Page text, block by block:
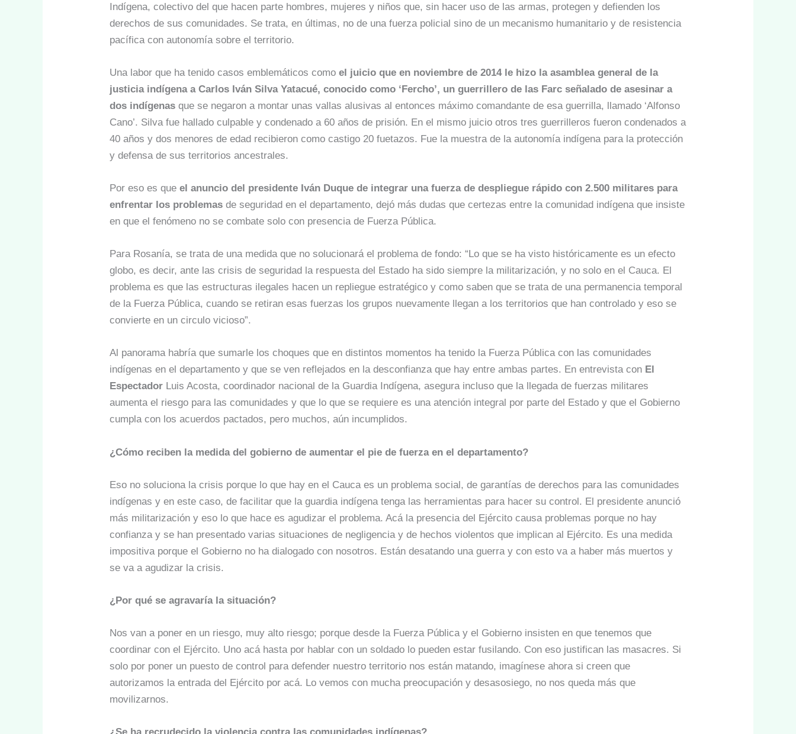
Indígena, colectivo del que hacen parte hombres, mujeres y niños que, sin hacer uso de las armas, protegen y defienden los
derechos de sus comunidades. Se trata, en últimas, no de una fuerza policial sino de un mecanismo humanitario y de resistencia
pacífica con autonomía sobre el territorio.
Una labor que ha tenido casos emblemáticos comoel juicio que en noviembre de 2014 le hizo la asamblea general de la
justicia indígena a Carlos Iván Silva Yatacué, conocido como ‘Fercho’, un guerrillero de las Farc señalado de asesinar a
dos indígenas que se negaron a montar unas vallas alusivas al entonces máximo comandante de esa guerrilla, llamado ‘Alfonso
Cano’. Silva fue hallado culpable y condenado a 60 años de prisión. En el mismo juicio otros tres guerrilleros fueron condenados a
40 años y dos menores de edad recibieron como castigo 20 fuetazos. Fue la muestra de la autonomía indígena para la protección
y defensa de sus territorios ancestrales.
Por eso es queel anuncio del presidente Iván Duque de integrar una fuerza de despliegue rápido con 2.500 militares para
enfrentar los problemas de seguridad en el departamento, dejó más dudas que certezas entre la comunidad indígena que insiste
en que el fenómeno no se combate solo con presencia de Fuerza Pública.
Para Rosanía, se trata de una medida que no solucionará el problema de fondo: “Lo que se ha visto históricamente es un efecto
globo, es decir, ante las crisis de seguridad la respuesta del Estado ha sido siempre la militarización, y no solo en el Cauca. El
problema es que las estructuras ilegales hacen un repliegue estratégico y como saben que se trata de una permanencia temporal
de la Fuerza Pública, cuando se retiran esas fuerzas los grupos nuevamente llegan a los territorios que han controlado y eso se
convierte en un circulo vicioso”.
Al panorama habría que sumarle los choques que en distintos momentos ha tenido la Fuerza Pública con las comunidades
indígenas en el departamento y que se ven reflejados en la desconfianza que hay entre ambas partes. En entrevista con El
Espectador Luis Acosta, coordinador nacional de la Guardia Indígena, asegura incluso que la llegada de fuerzas militares
aumenta el riesgo para las comunidades y que lo que se requiere es una atención integral por parte del Estado y que el Gobierno
cumpla con los acuerdos pactados, pero muchos, aún incumplidos.
¿Cómo reciben la medida del gobierno de aumentar el pie de fuerza en el departamento?
Eso no soluciona la crisis porque lo que hay en el Cauca es un problema social, de garantías de derechos para las comunidades
indígenas y en este caso, de facilitar que la guardia indígena tenga las herramientas para hacer su control. El presidente anunció
más militarización y eso lo que hace es agudizar el problema. Acá la presencia del Ejército causa problemas porque no hay
confianza y se han presentado varias situaciones de negligencia y de hechos violentos que implican al Ejército. Es una medida
impositiva porque el Gobierno no ha dialogado con nosotros. Están desatando una guerra y con esto va a haber más muertos y
se va a agudizar la crisis.
¿Por qué se agravaría la situación?
Nos van a poner en un riesgo, muy alto riesgo; porque desde la Fuerza Pública y el Gobierno insisten en que tenemos que
coordinar con el Ejército. Uno acá hasta por hablar con un soldado lo pueden estar fusilando. Con eso justifican las masacres. Si
solo por poner un puesto de control para defender nuestro territorio nos están matando, imagínese ahora si creen que
autorizamos la entrada del Ejército por acá. Lo vemos con mucha preocupación y desasosiego, no nos queda más que
movilizarnos.